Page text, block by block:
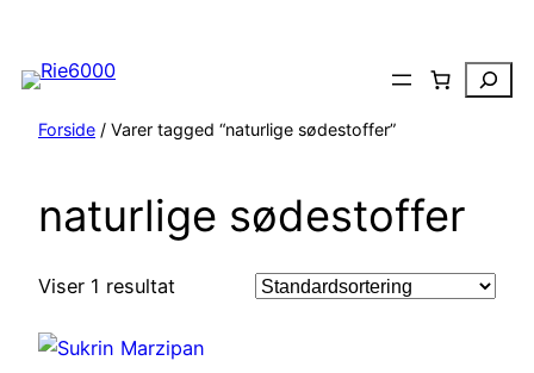
indhold
Search
Forside / Varer tagged “naturlige sødestoffer”
naturlige sødestoffer
Viser 1 resultat